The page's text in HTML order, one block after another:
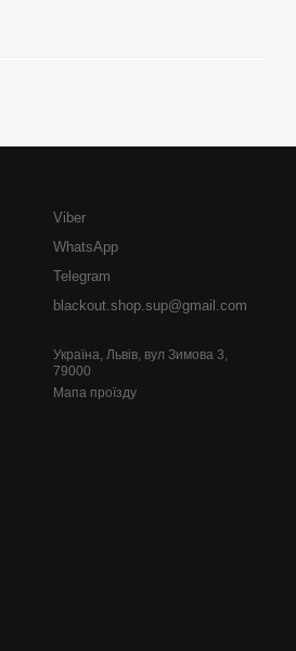
Viber
WhatsApp
Telegram
blackout.shop.sup@gmail.com
Україна, Львів, вул Зимова 3,
79000
Мапа проїзду